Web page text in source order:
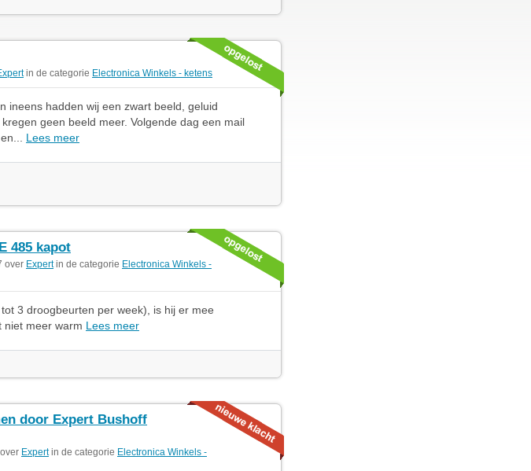
in de categorie Electronica Winkels - ketens
ineens hadden wij een zwart beeld, geluid
geen beeld meer. Volgende dag een mail
Lees meer
485 kapot
over Expertin de categorie Electronica Winkels -
3 droogbeurten per week), is hij er mee
niet meer warm Lees meer
door Expert Bushoff
Expertin de categorie Electronica Winkels -